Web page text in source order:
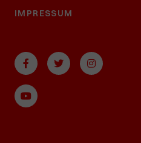
IMPRESSUM